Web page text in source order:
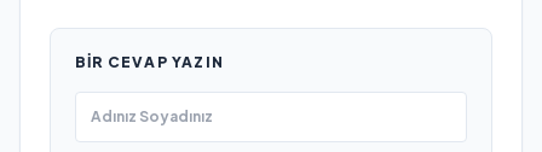
BIR CEVAP YAZIN